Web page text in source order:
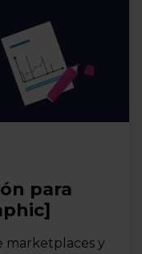
para
marketplaces y